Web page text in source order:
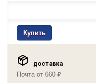
Купить
доставка
Почта от 660 ₽